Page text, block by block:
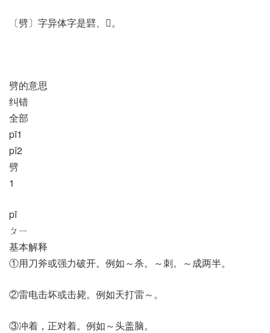
〔劈〕字异体字是礕、𨐯。
劈的意思
纠错
全部
pī1
pǐ2
劈
1
pī
ㄆㄧ
基本解释
①用刀斧或强力破开。例如～杀。～刺。～成两半。
②雷电击坏或击毙。例如天打雷～。
③冲着，正对着。例如～头盖脑。